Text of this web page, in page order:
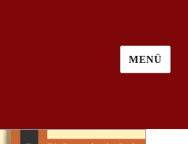
MENÜ